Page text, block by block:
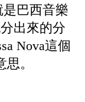
是巴西音樂
出來的分
Nova這個
。